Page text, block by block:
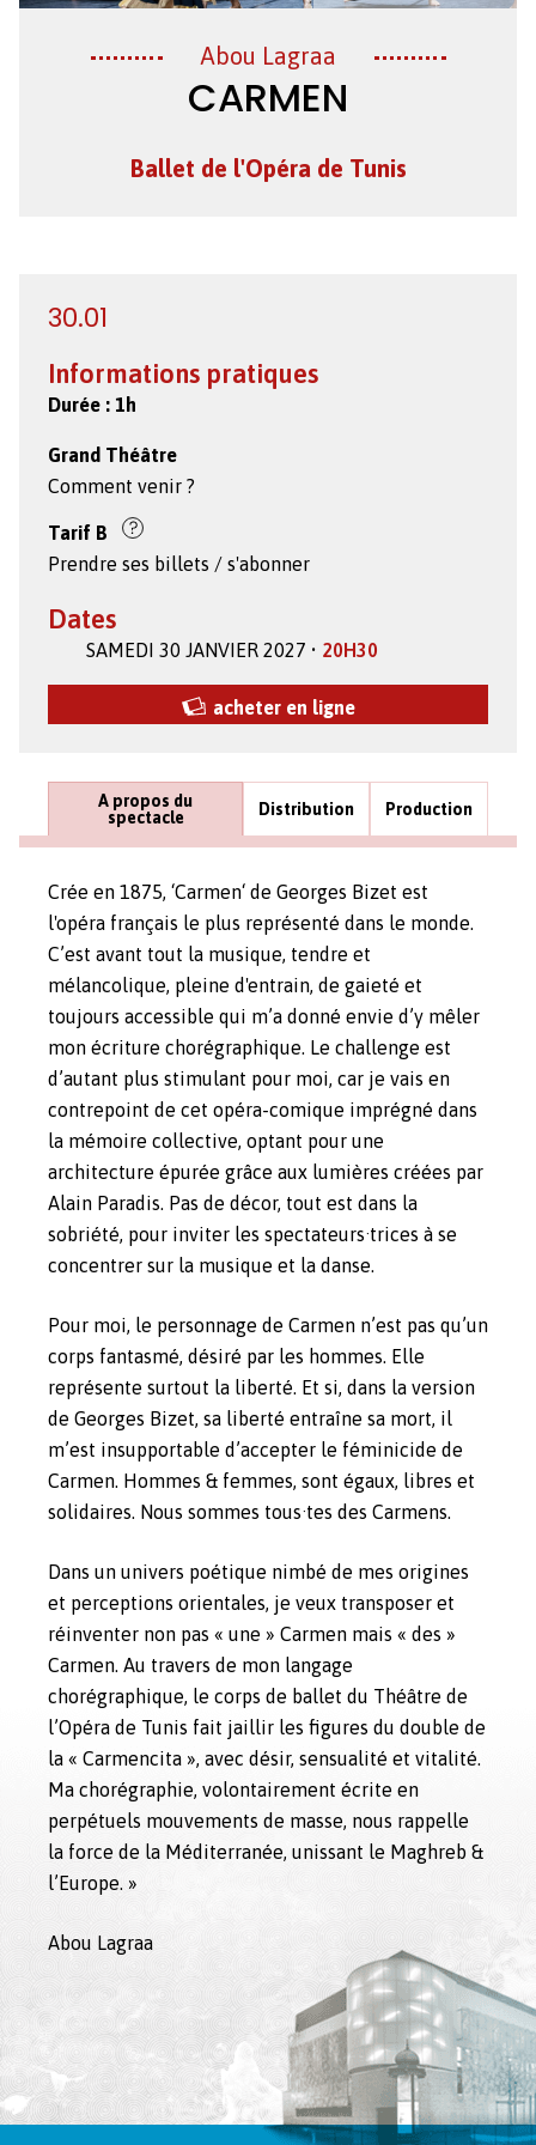
Création
Abou Lagraa
CARMEN
Ballet de l'Opéra de Tunis
30.01
Informations pratiques
Durée : 1h
Grand Théâtre
Comment venir ?
Tarif B
Prendre ses billets / s'abonner
Dates
SAMEDI 30 JANVIER 2027 • 20H30
acheter en ligne
A propos du
spectacle
Distribution Production
Crée en 1875, ‘Carmen‘ de Georges Bizet est
l'opéra français le plus représenté dans le monde.
C’est avant tout la musique, tendre et
mélancolique, pleine d'entrain, de gaieté et
toujours accessible qui m’a donné envie d’y mêler
mon écriture chorégraphique. Le challenge est
d’autant plus stimulant pour moi, car je vais en
contrepoint de cet opéra-comique imprégné dans
la mémoire collective, optant pour une
architecture épurée grâce aux lumières créées par
Alain Paradis. Pas de décor, tout est dans la
sobriété, pour inviter les spectateurs·trices à se
concentrer sur la musique et la danse.
Pour moi, le personnage de Carmen n’est pas qu’un
corps fantasmé, désiré par les hommes. Elle
représente surtout la liberté. Et si, dans la version
de Georges Bizet, sa liberté entraîne sa mort, il
m’est insupportable d’accepter le féminicide de
Carmen. Hommes & femmes, sont égaux, libres et
solidaires. Nous sommes tous·tes des Carmens.
Dans un univers poétique nimbé de mes origines
et perceptions orientales, je veux transposer et
réinventer non pas « une » Carmen mais « des »
Carmen. Au travers de mon langage
chorégraphique, le corps de ballet du Théâtre de
l’Opéra de Tunis fait jaillir les figures du double de
la « Carmencita », avec désir, sensualité et vitalité.
Ma chorégraphie, volontairement écrite en
perpétuels mouvements de masse, nous rappelle
la force de la Méditerranée, unissant le Maghreb &
l’Europe. »
Abou Lagraa